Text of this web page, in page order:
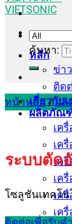
หลัก
ข่า
ติด
เกี่ยวกับเ
ผลิตภัณ
เค
เค
เค
เค
เค
เค
ค้นหา:
หน้าหลัก / ผลิ
ระบบตัด
โซลูชันเทคโน